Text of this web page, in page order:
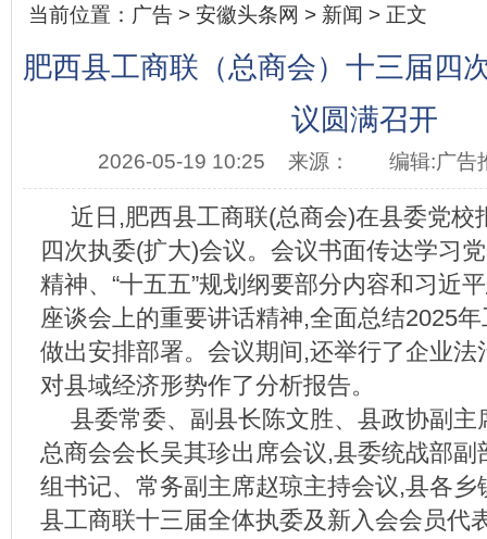
当前位置： 广告 > 安徽头条网 > 新闻 > 正文
肥西县工商联（总商会）十三届四
议圆满召开
2026-05-19 10:25 来源： 编辑:广告
近日,肥西县工商联(总商会)在县委党校
四次执委(扩大)会议。会议书面传达学习
精神、“十五五”规划纲要部分内容和习近
座谈会上的重要讲话精神,全面总结2025
做出安排部署。会议期间,还举行了企业法
对县域经济形势作了分析报告。
县委常委、副县长陈文胜、县政协副主
总商会会长吴其珍出席会议,县委统战部副
组书记、常务副主席赵琼主持会议,县各乡
县工商联十三届全体执委及新入会会员代